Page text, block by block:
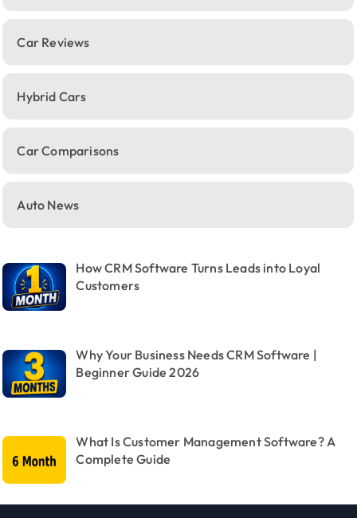
Car Reviews
Hybrid Cars
Car Comparisons
Auto News
How CRM Software Turns Leads into Loyal
Customers
Why Your Business Needs CRM Software |
Beginner Guide 2026
What Is Customer Management Software? A
Complete Guide